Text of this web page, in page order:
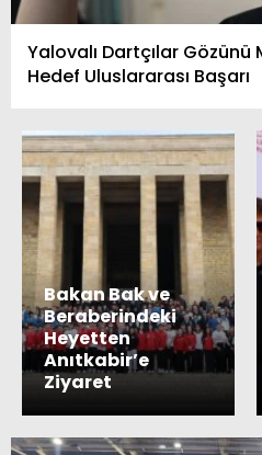
Yalovalı Dartçılar Gözünü
Hedef Uluslararası Başarı
Bakan Bak ve
Beraberindeki
Heyetten
Anıtkabir’e
Ziyaret